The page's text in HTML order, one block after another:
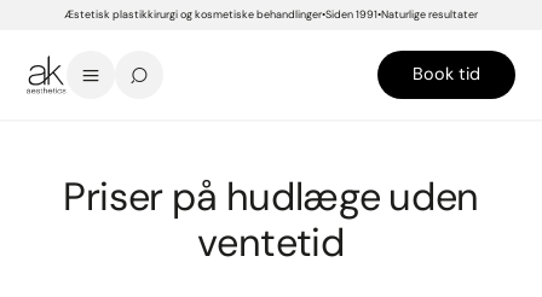
Æstetisk plastikkirurgi og kosmetiske behandlinger Siden 1991 Naturlige resultater
Book tid
Priser på hudlæge uden
ventetid